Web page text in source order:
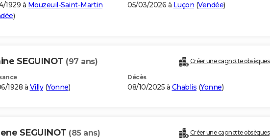
1929 à Mouzeuil-Saint-Martin
)
05/03/2026 à Luçon (Vendée)
SEGUINOT (97 ans) Créer une cagnotte obsèques
1928 à Villy(Yonne)
Décès
08/10/2025 à Chablis (Yonne)
SEGUINOT (85 ans) Créer une cagnotte obsèques